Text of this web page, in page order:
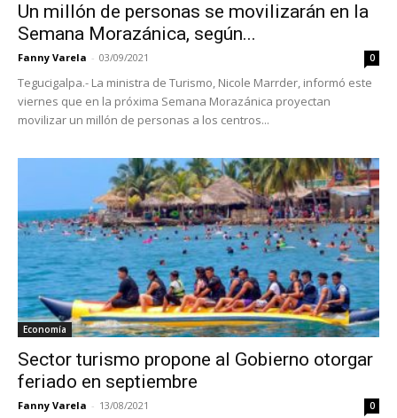
Un millón de personas se movilizarán en la
Semana Morazánica, según...
Fanny Varela - 03/09/2021 0
Tegucigalpa.- La ministra de Turismo, Nicole Marrder, informó este
viernes que en la próxima Semana Morazánica proyectan
movilizar un millón de personas a los centros...
Economía
Sector turismo propone al Gobierno otorgar
feriado en septiembre
Fanny Varela - 13/08/2021 0